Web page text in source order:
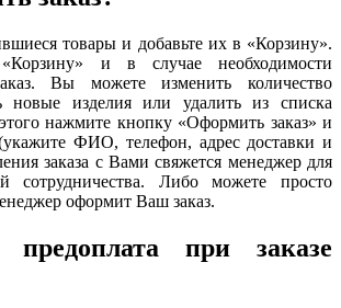
товары и добавьте их в «Корзину».
и в случае необходимости
Вы можете изменить количество
новые изделия или удалить из списка
нажмите кнопку «Оформить заказ» и
ФИО, телефон, адрес доставки и
заказа с Вами свяжется менеджер для
сотрудничества. Либо можете просто
оформит Ваш заказ.
при заказе